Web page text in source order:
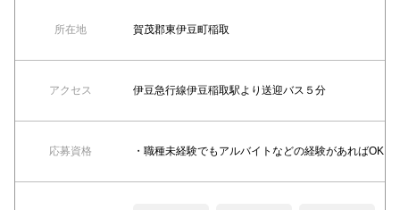
所在地 賀茂郡東伊豆町稲取
アクセス 伊豆急行線伊豆稲取駅より送迎バス５分
応募資格 ・職種未経験でもアルバイトなどの経験があればOK